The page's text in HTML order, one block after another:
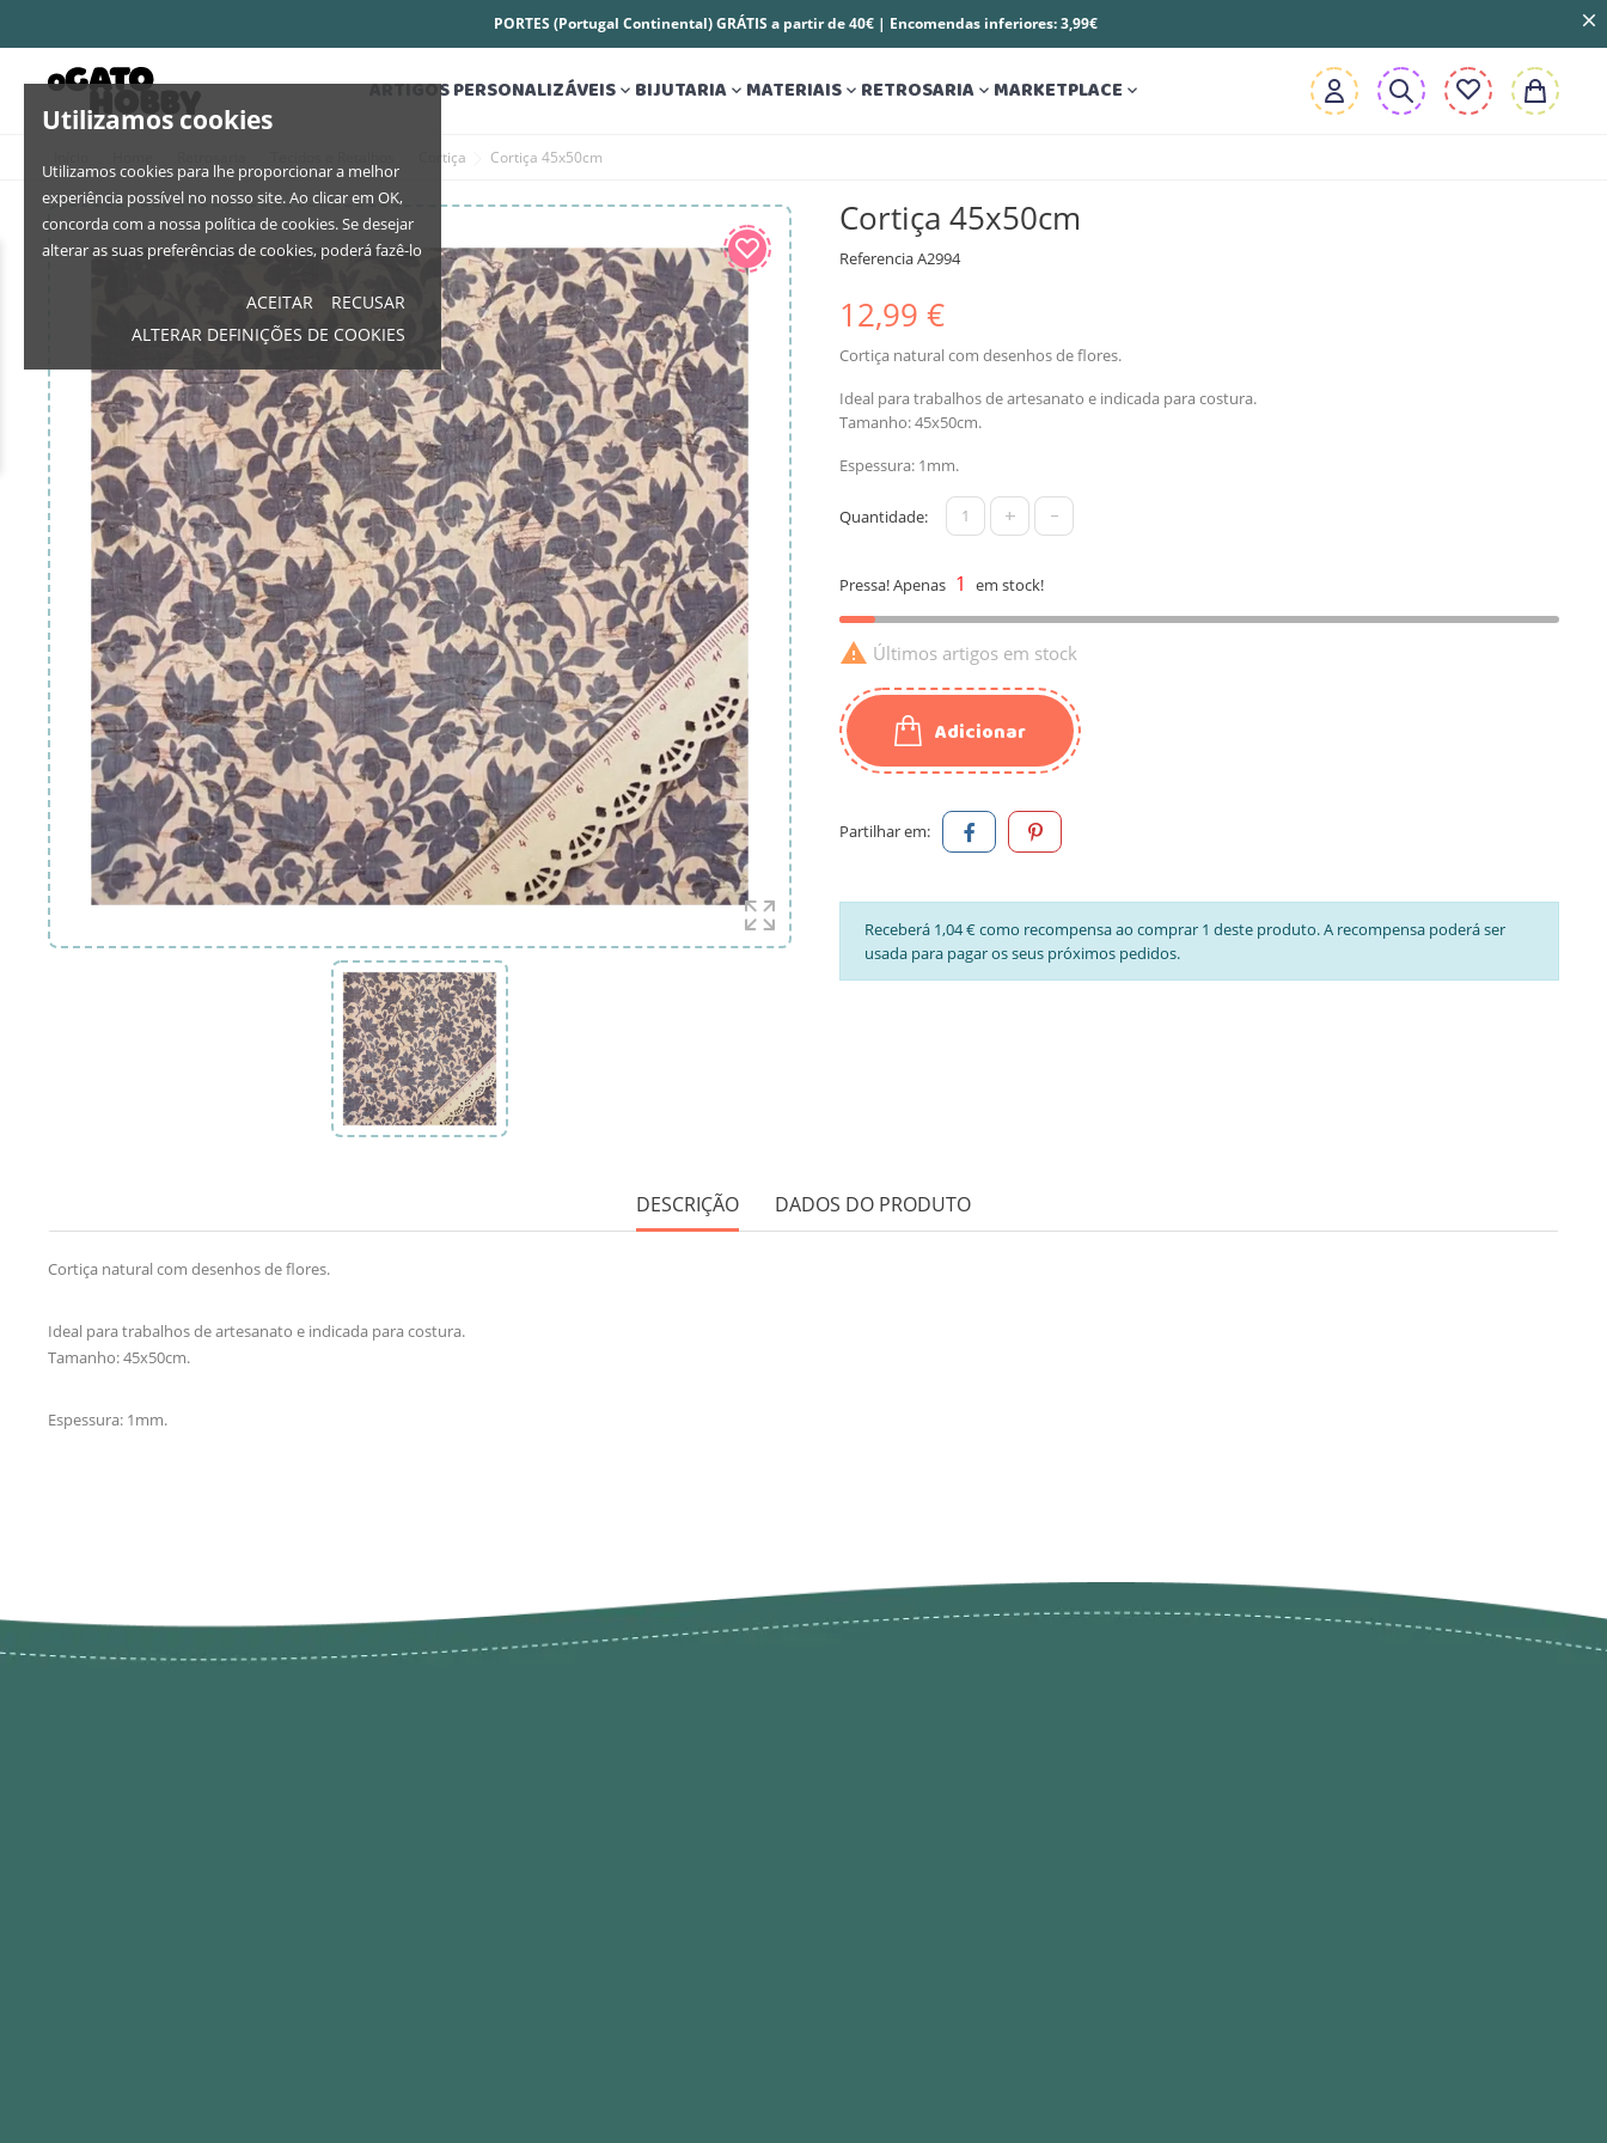
Utilizamos cookies
Utilizamos cookies para lhe proporcionar a melhor
experiência possível no nosso site. Ao clicar em OK,
concorda com a nossa política de cookies. Se desejar
alterar as suas preferências de cookies, poderá fazê-lo
ACEITAR
RECUSAR
ALTERAR DEFINIÇÕES DE COOKIES
PORTES (Portugal Continental) GRÁTIS a partir de 40€ | Encomendas inferiores: 3,99€
ARTIGOS PERSONALIZÁVEIS BIJUTARIA MATERIAIS RETROSARIA MARKETPLACE 
Cortiça Cortiça 45x50cm
Cortiça 45x50cm
ReferenciaA2994
12,99 €
Cortiça natural com desenhos de flores.
Ideal para trabalhos de artesanato e indicada para costura.
Tamanho: 45x50cm.
Espessura: 1mm.
Quantidade: + -
Pressa! Apenas 1 em stock!
 Últimos artigos em stock
Adicionar
Partilhar em:
Receberá 1,04 € como recompensa ao comprar 1 deste produto. A recompensa poderá ser
usada para pagar os seus próximos pedidos.
DESCRIÇÃO DADOS DO PRODUTO
Cortiça natural com desenhos de flores.
Ideal para trabalhos de artesanato e indicada para costura.
Tamanho: 45x50cm.
Espessura: 1mm.